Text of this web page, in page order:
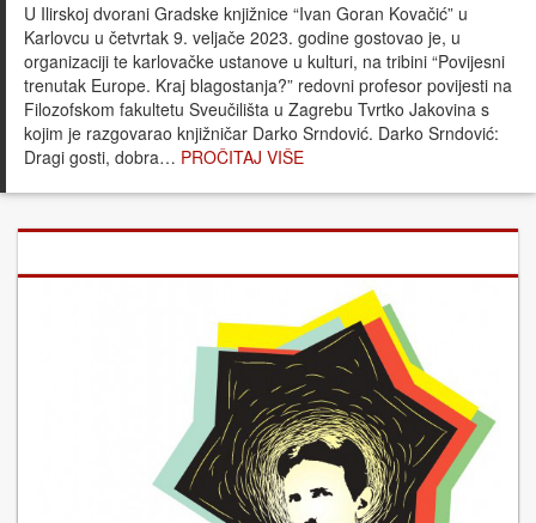
U Ilirskoj dvorani Gradske knjižnice “Ivan Goran Kovačić” u
Karlovcu u četvrtak 9. veljače 2023. godine gostovao je, u
organizaciji te karlovačke ustanove u kulturi, na tribini “Povijesni
trenutak Europe. Kraj blagostanja?” redovni profesor povijesti na
Filozofskom fakultetu Sveučilišta u Zagrebu Tvrtko Jakovina s
kojim je razgovarao knjižničar Darko Srndović. Darko Srndović:
Dragi gosti, dobra… PROČITAJ VIŠE